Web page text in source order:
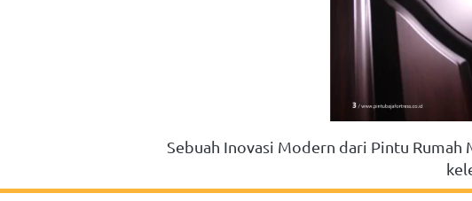
Sebuah Inovasi Modern dari Pintu